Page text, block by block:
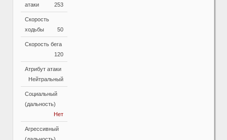
атаки
253
Скорость
ходьбы
50
Скорость бега
120
Атрибут атаки
Нейтральный
Социальный
(дальность)
Нет
Агрессивный